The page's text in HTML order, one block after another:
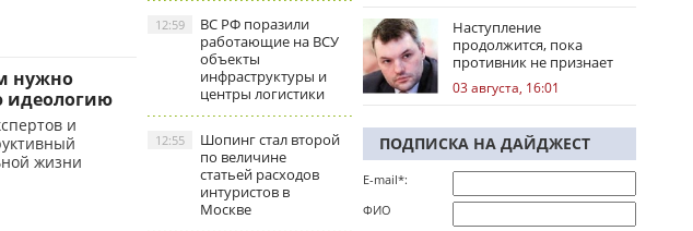
нужно
идеологию
и
жизни
ВС РФ поразили
работающие на ВСУ
объекты
инфраструктуры и
центры логистики
12:59
Шопинг стал второй
по величине
статьей расходов
интуристов в
Москве
12:55
Наступление
продолжится, пока
противник не признает
стратегическое
поражение
03 августа, 16:01
ПОДПИСКА НА ДАЙДЖЕСТ
E-mail*:
ФИО